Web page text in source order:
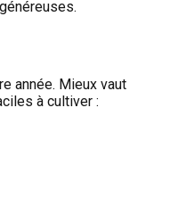
année. Mieux vaut
à cultiver :